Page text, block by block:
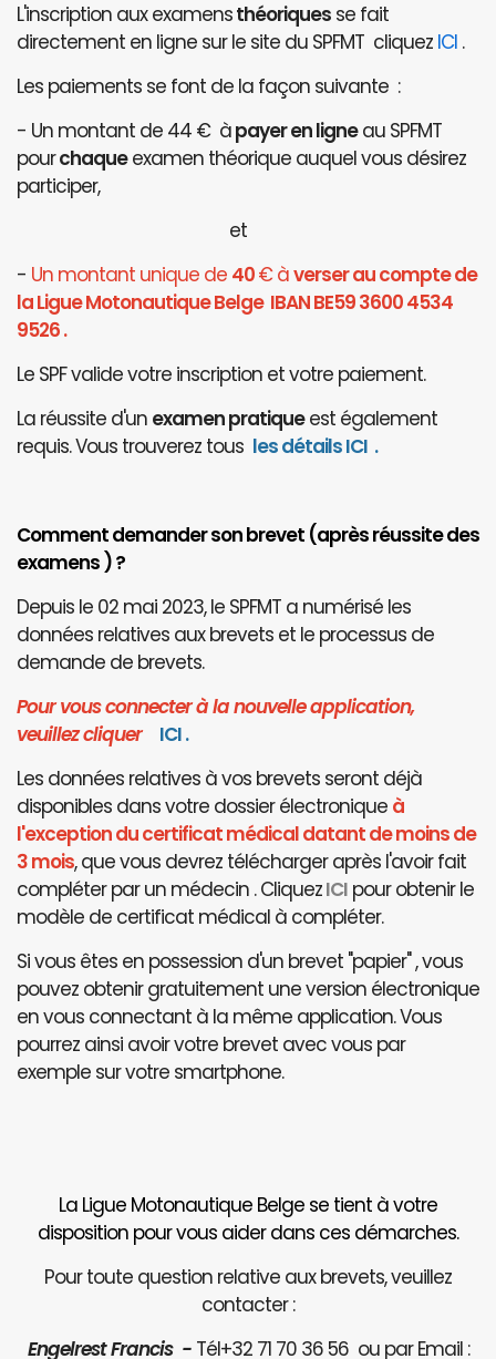
L'inscription aux examensthéoriques se fait
directement en ligne sur le site du SPFMT cliquez ICI .
Les paiements se font de la façon suivante :
- Un montant de 44 € àpayer en ligneau SPFMT
pourchaqueexamen théorique auquel vous désirez
participer,
et
- Un montant unique de 40€ àverser au compte de
la Ligue Motonautique Belge IBAN BE59 3600 4534
9526 .
Le SPF valide votre inscription et votre paiement.
La réussite d'un examen pratiqueest également
requis. Vous trouverez tous les détails ICI .
Comment demander son brevet (après réussite des
examens ) ?
Depuis le 02 mai 2023, le SPFMT a numérisé les
données relatives aux brevets et le processus de
demande de brevets.
Pour vous connecter à la nouvelle application,
veuillez cliquer ICI.
Les données relatives à vos brevets seront déjà
disponibles dans votre dossier électronique à
l'exception du certificat médical datant de moins de
3 mois, que vous devrez télécharger après l'avoir fait
compléter par un médecin . CliquezICI pour obtenir le
modèle de certificat médical à compléter.
Si vous êtes en possession d'un brevet "papier" , vous
pouvez obtenir gratuitement une version électronique
en vous connectant à la même application. Vous
pourrez ainsi avoir votre brevet avec vous par
exemple sur votre smartphone.
La Ligue Motonautique Belge se tient à votre
disposition pour vous aider dans ces démarches.
Pour toute question relative aux brevets, veuillez
contacter :
Engelrest Francis -Tél+32 71 70 36 56 ou par Email :